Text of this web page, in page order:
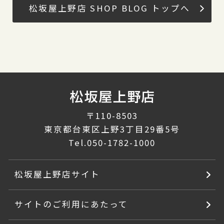
松坂屋上野店 SHOP BLOG トップへ
〒110-8503
東京都台東区上野3丁目29番5号
Tel.050-1782-1000
松坂屋上野店サイト
サイトのご利用にあたって